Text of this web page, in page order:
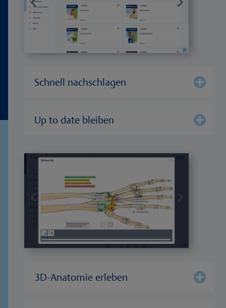
Schnell nachschlagen
Up to date bleiben
3D-Anatomie erleben